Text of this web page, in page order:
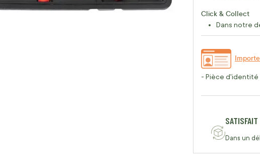
Click & Collect
Dans notre
- Pièce
Dans un